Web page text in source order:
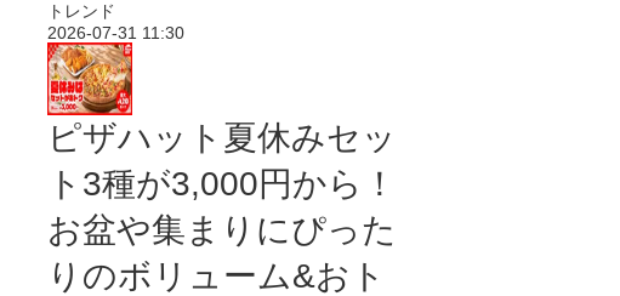
トレンド
2026-07-31 11:30
ピザハット夏休みセッ
ト3種が3,000円から！
お盆や集まりにぴった
りのボリューム&おト